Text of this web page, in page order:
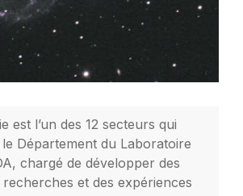
est l’un des 12 secteurs qui
Département du Laboratoire
chargé de développer des
recherches et des expériences